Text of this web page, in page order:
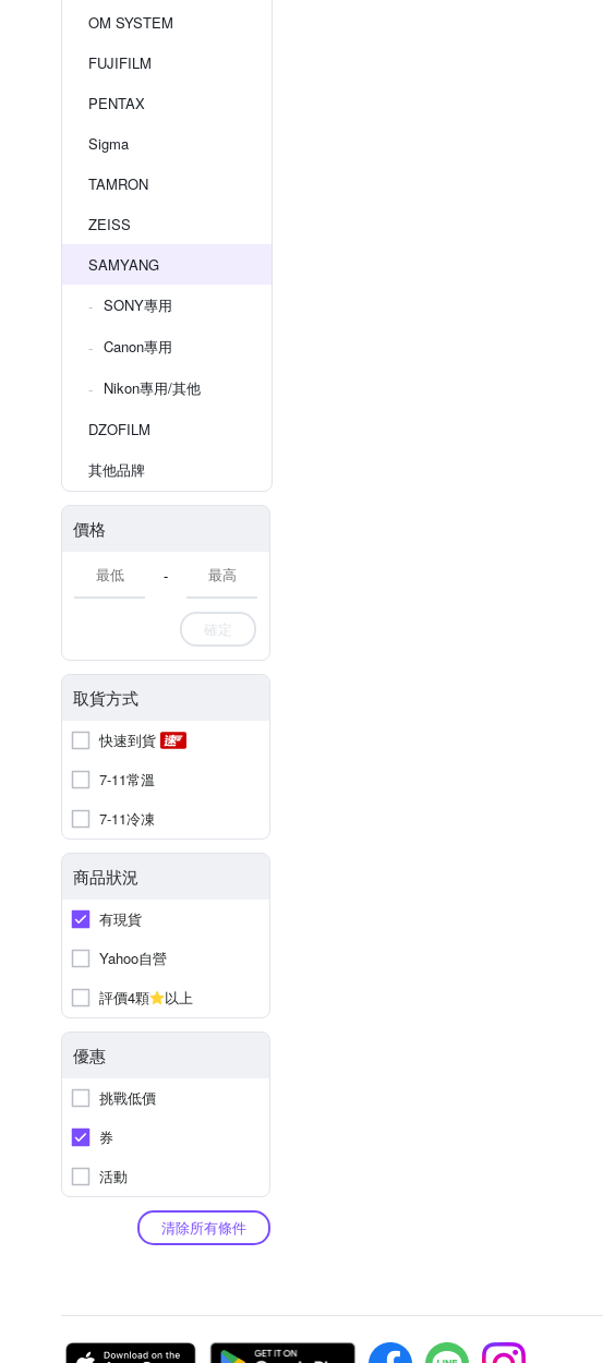
OM SYSTEM
FUJIFILM
PENTAX
Sigma
TAMRON
ZEISS
SAMYANG
SONY專用
Canon專用
Nikon專用/其他
DZOFILM
其他品牌
價格
-
確定
取貨方式
快速到貨
7-11常溫
7-11冷凍
商品狀況
有現貨
Yahoo自營
評價4顆
以上
優惠
挑戰低價
券
活動
清除所有條件